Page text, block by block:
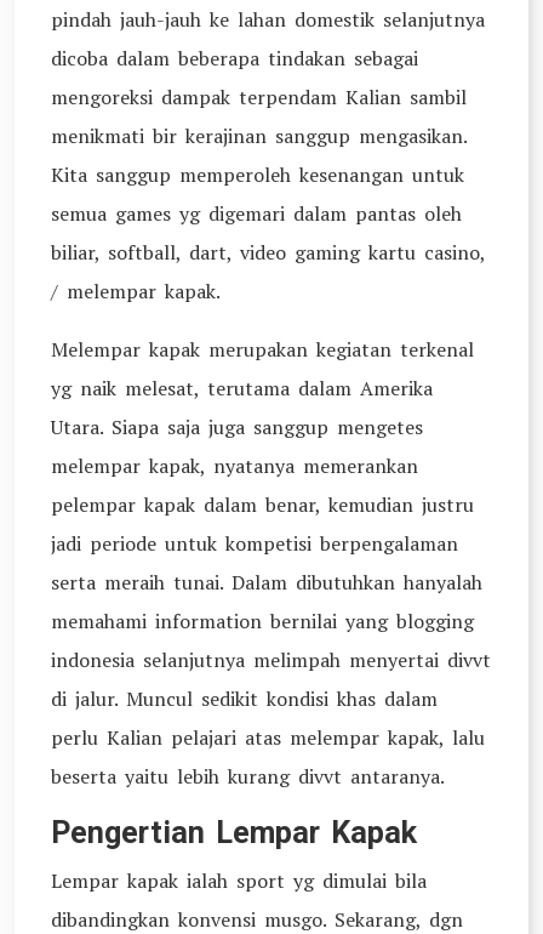
pindah jauh-jauh ke lahan domestik selanjutnya
dicoba dalam beberapa tindakan sebagai
mengoreksi dampak terpendam Kalian sambil
menikmati bir kerajinan sanggup mengasikan.
Kita sanggup memperoleh kesenangan untuk
semua games yg digemari dalam pantas oleh
biliar, softball, dart, video gaming kartu casino,
/ melempar kapak.
Melempar kapak merupakan kegiatan terkenal
yg naik melesat, terutama dalam Amerika
Utara. Siapa saja juga sanggup mengetes
melempar kapak, nyatanya memerankan
pelempar kapak dalam benar, kemudian justru
jadi periode untuk kompetisi berpengalaman
serta meraih tunai. Dalam dibutuhkan hanyalah
memahami information bernilai yang blogging
indonesia selanjutnya melimpah menyertai divvt
di jalur. Muncul sedikit kondisi khas dalam
perlu Kalian pelajari atas melempar kapak, lalu
beserta yaitu lebih kurang divvt antaranya.
Pengertian Lempar Kapak
Lempar kapak ialah sport yg dimulai bila
dibandingkan konvensi musgo. Sekarang, dgn